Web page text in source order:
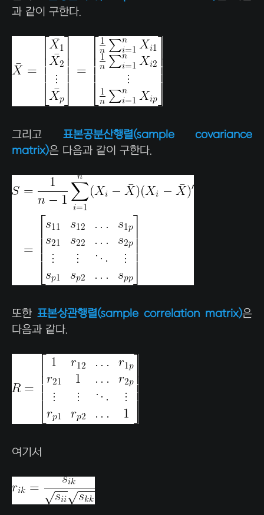
과 같이 구한다.
그리고 표본공분산행렬(sample covariance
matrix)은 다음과 같이 구한다.
또한 표본상관행렬(sample correlation matrix)은
다음과 같다.
여기서